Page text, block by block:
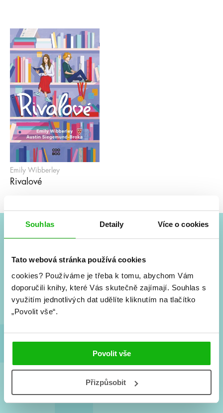
Souhlas Detaily Více o cookies
Tato webová stránka používá cookies
cookies? Používáme je třeba k tomu, abychom Vám
doporučili knihy, které Vás skutečně zajímají. Souhlas s
využitím jednotlivých dat udělíte kliknutím na tlačítko
„Povolit vše“.
Povolit vše
Přizpůsobit
Emily Wibberley
Rivalové
Nové knihy, co se chystá, kvízy, soutěže, autoři, filmové
a seriálové adaptace a další.
podmínkami zpracování osobních údajů